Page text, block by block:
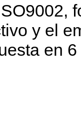
y el
en